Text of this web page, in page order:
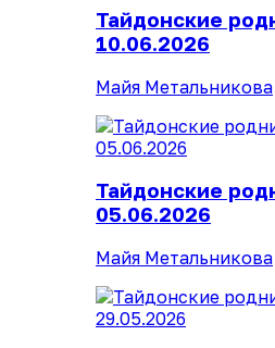
Тайдонские
10.06.2026
Майя Метальникова
Тайдонские
05.06.2026
Майя Метальникова